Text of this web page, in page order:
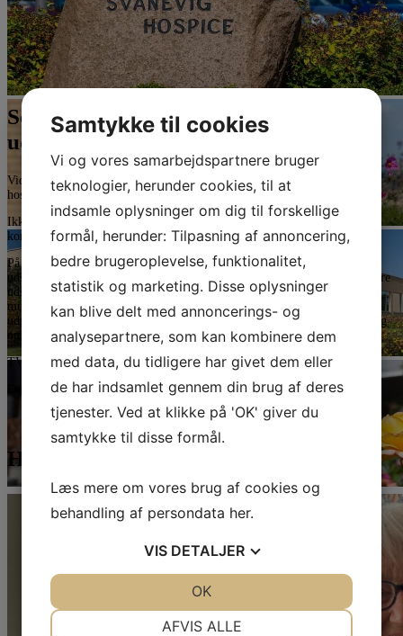
Se Björgs og Helgas historier om deres
udskrivelser
Vidste du, at omkring 20 procent af de patienter, der bliver indlagt på
hospice, bliver udskrevet igen?
Ikke fordi de bliver raske, men fordi de får det så meget bedre, at de kan
komme tilbage og leve livet i deres hjem igen.
På Svanevig Hospice har vi en spiseklub for de patienter, der er blevet
udskrevet. Her kan man komme én gang om måneden og mødes med andre
udskrevne og de to frivillige, som står for spiseklubben. Der er også
mulighed for en snak med en sygeplejerske, hvis man har nogle
udfordringer derhjemme, som man gerne vil have en professionels mening
om.
TV2 Øst har lavet tre små udsendelser om de udskrevne patienter.
Den første og overordnede udsendelse kan du seher.
Helgas historie, kan du se
Samtykke til cookies
Vi og vores samarbejdspartnere bruger
teknologier, herunder cookies, til at
indsamle oplysninger om dig til forskellige
formål, herunder: Tilpasning af annoncering,
bedre brugeroplevelse, funktionalitet,
statistik og marketing. Disse oplysninger
kan blive delt med annoncerings- og
analysepartnere, som kan kombinere dem
med data, du tidligere har givet dem eller
de har indsamlet gennem din brug af deres
tjenester. Ved at klikke på 'OK' giver du
samtykke til disse formål.
Læs mere om vores brug af cookies og
behandling af persondata her.
VIS DETALJER
AFVIS ALLE
OK